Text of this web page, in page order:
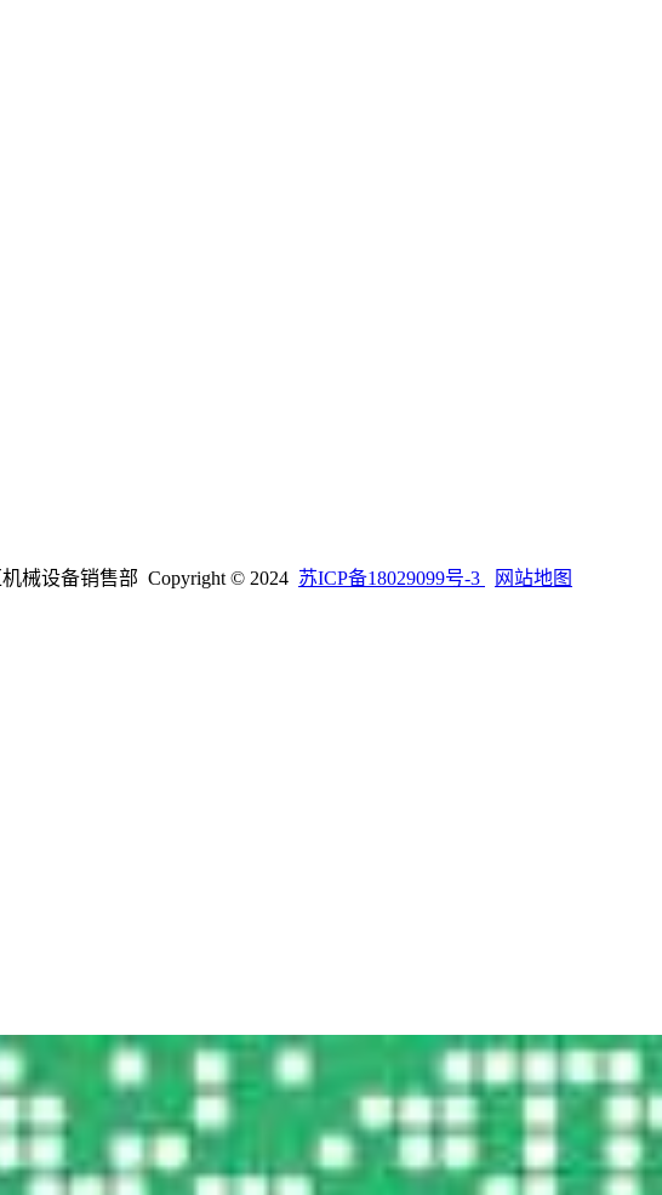
械设备销售部 Copyright © 2024 苏ICP备18029099号-3 网站地图